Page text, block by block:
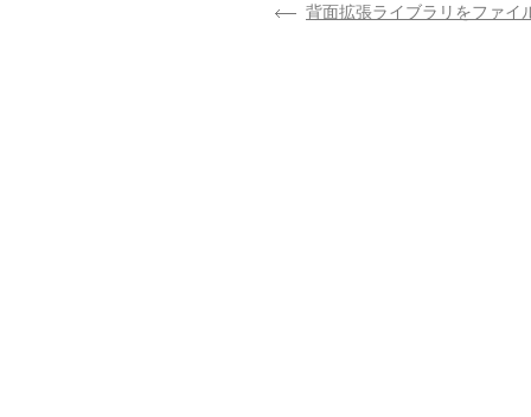
背面拡張ライブラリをファイ